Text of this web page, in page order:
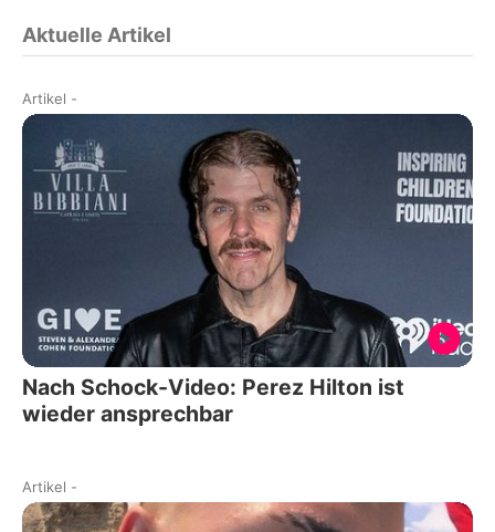
Aktuelle Artikel
Artikel -
Nach Schock-Video: Perez Hilton ist
wieder ansprechbar
Artikel -